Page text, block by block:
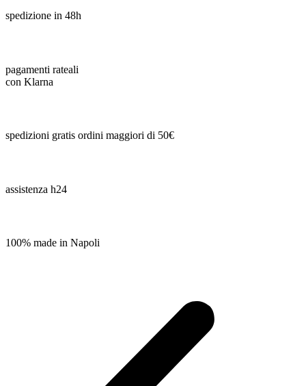
spedizione in 48h
pagamenti rateali
con Klarna
spedizioni gratis ordini maggiori di 50€
assistenza h24
100% made in Napoli